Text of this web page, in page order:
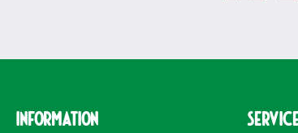
Information